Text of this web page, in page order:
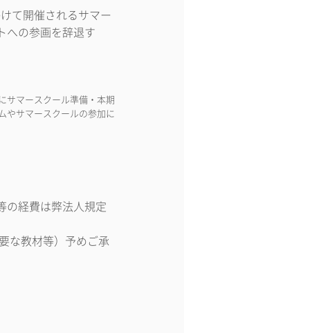
て開催されるサマー
への参画を辞退す
サマースクール準備・本期
やサマースクールの参加に
の経費は弊法人規定
な教材等）予めご承